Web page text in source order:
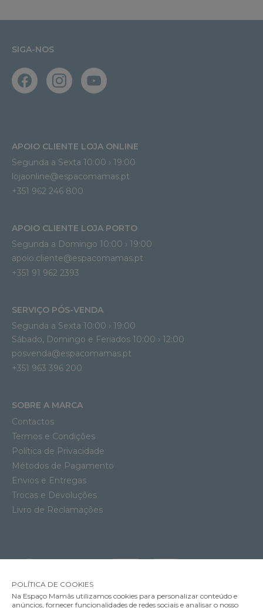
SIGA-NOS
APOIO CLIENTE LOJA ONLINE
Segunda a Sexta 10:00 › 19:00
lojaonline@espacomamas.pt
+351 962 246 800
APOIO CLIENTE LOJA PORTO
Segunda a Domingo 10:00 › 19:00
apoio.cliente@espacomamas.pt
+351 91 962 2393
SERVIÇO PÓS-VENDA
Segunda a Sexta 10:00 › 19:00
Sábado, Domingo e Feriados 10:00 › 12:00
posvenda@espacomamas.pt
+351 963 396 200
SOBRE A MARCA
Contactos
Termos e Condições
Política de Privacidade
Métodos de Pagamento
Envios e Entregas
Trocas e Devoluções
Livro de Reclamações
POLÍTICA DE COOKIES
Na Espaço Mamãs utilizamos cookies para personalizar conteúdo e
anúncios, fornecer funcionalidades de redes sociais e analisar o nosso